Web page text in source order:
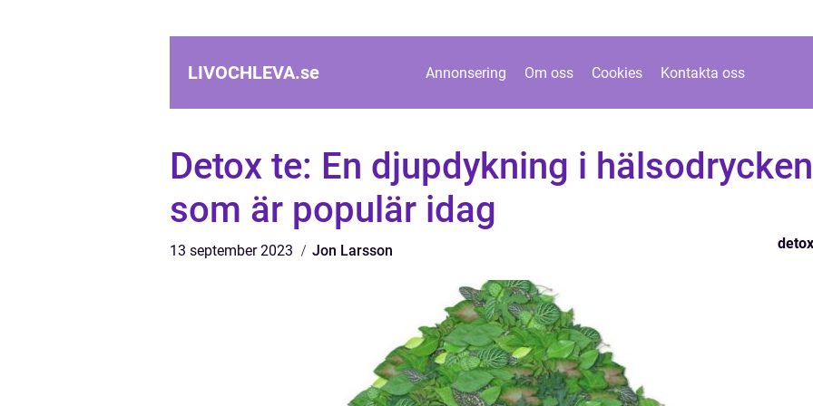
LIVOCHLEVA.se Annonsering Om oss Cookies Kontakta oss
Detox te: En djupdykning i hälsodrycken
som är populär idag
13 september 2023 Jon Larsson